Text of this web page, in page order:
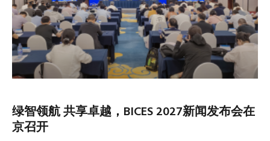
绿智领航 共享卓越，BICES 2027新闻发布会在
京召开